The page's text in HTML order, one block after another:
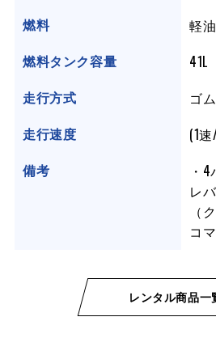
燃料 軽油
燃料タンク容量 41L
走行方式 ゴ
走行速度 (1
備考
・
レ
（
コ
レンタル商品一